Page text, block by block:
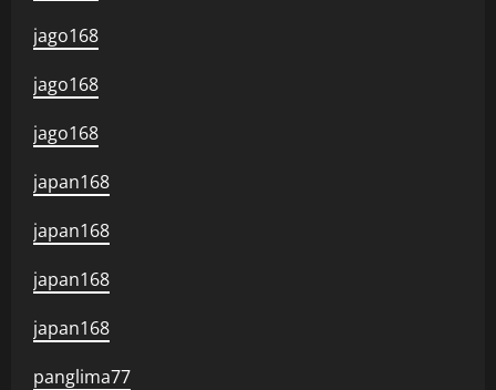
jago168
jago168
jago168
japan168
japan168
japan168
japan168
panglima77